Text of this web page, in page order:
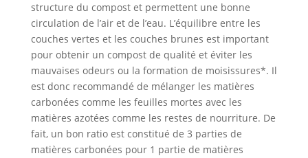
structure du compost et permettent une bonne
circulation de l’air et de l’eau. L’équilibre entre les
couches vertes et les couches brunes est important
pour obtenir un compost de qualité et éviter les
mauvaises odeurs ou la formation de moisissures*. Il
est donc recommandé de mélanger les matières
carbonées comme les feuilles mortes avec les
matières azotées comme les restes de nourriture. De
fait, un bon ratio est constitué de 3 parties de
matières carbonées pour 1 partie de matières